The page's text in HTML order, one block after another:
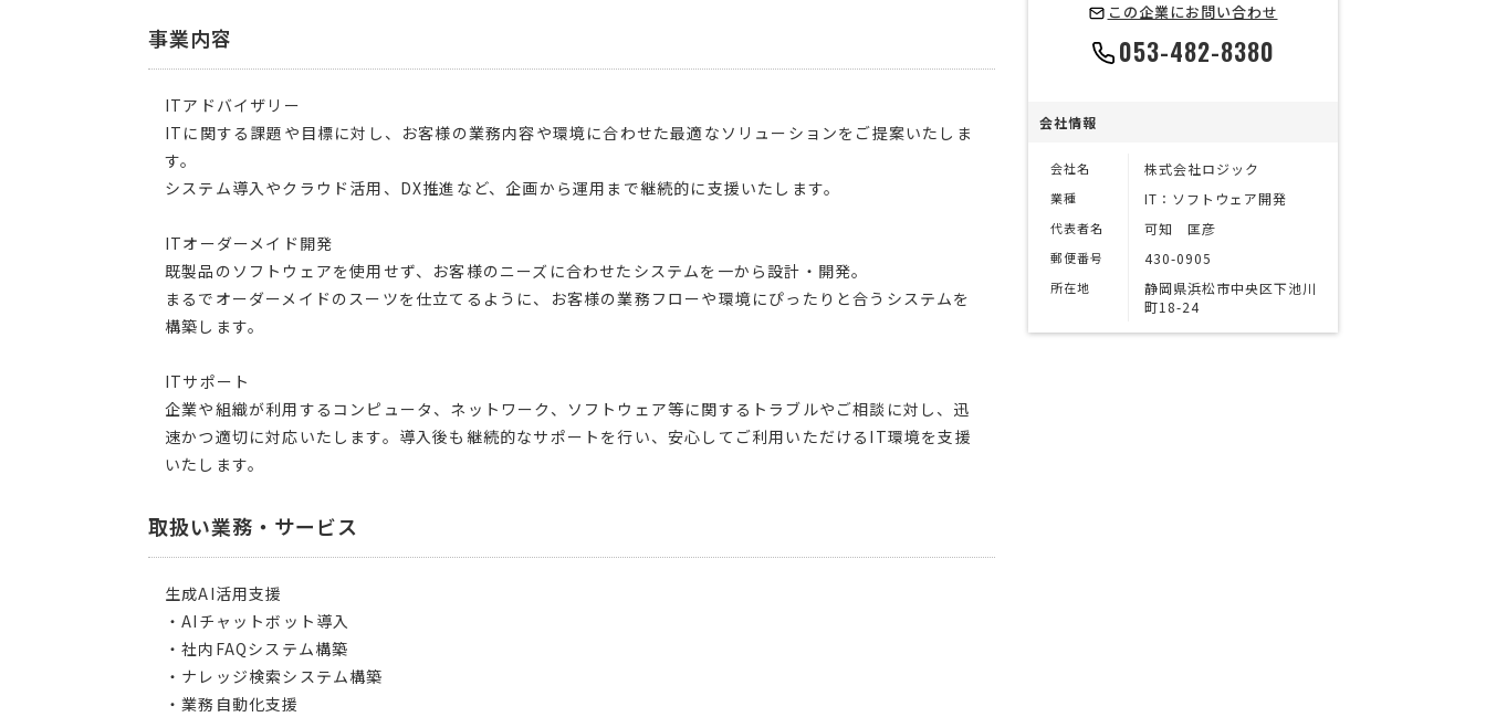
事業内容
ITアドバイザリー
ITに関する課題や目標に対し、お客様の業務内容や環境に合わせた最適なソリューションをご提案いたしま
す。
システム導入やクラウド活用、DX推進など、企画から運用まで継続的に支援いたします。
ITオーダーメイド開発
既製品のソフトウェアを使用せず、お客様のニーズに合わせたシステムを一から設計・開発。
まるでオーダーメイドのスーツを仕立てるように、お客様の業務フローや環境にぴったりと合うシステムを
構築します。
ITサポート
企業や組織が利用するコンピュータ、ネットワーク、ソフトウェア等に関するトラブルやご相談に対し、迅
速かつ適切に対応いたします。導入後も継続的なサポートを行い、安心してご利用いただけるIT環境を支援
いたします。
取扱い業務・サービス
生成AI活用支援
・AIチャットボット導入
・社内FAQシステム構築
・ナレッジ検索システム構築
・業務自動化支援
この企業にお問い合わせ
053-482-8380
会社情報
会社名 株式会社ロジック
業種 IT：ソフトウェア開発
代表者名 可知 匡彦
郵便番号 430-0905
所在地
静岡県浜松市中央区下池川
町18-24